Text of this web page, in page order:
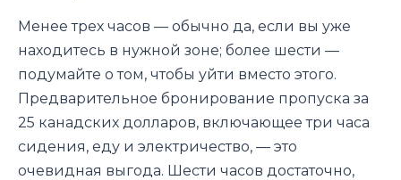
Менее трех часов — обычно да, если вы уже
находитесь в нужной зоне; более шести —
подумайте о том, чтобы уйти вместо этого.
Предварительное бронирование пропуска за
25 канадских долларов, включающее три часа
сидения, еду и электричество, — это
очевидная выгода. Шести часов достаточно,